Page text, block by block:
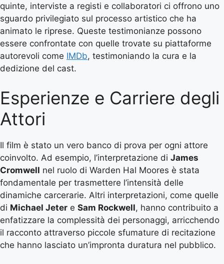
quinte, interviste a registi e collaboratori ci offrono uno
sguardo privilegiato sul processo artistico che ha
animato le riprese. Queste testimonianze possono
essere confrontate con quelle trovate su piattaforme
autorevoli come IMDb, testimoniando la cura e la
dedizione del cast.
Esperienze e Carriere degli
Attori
Il film è stato un vero banco di prova per ogni attore
coinvolto. Ad esempio, l’interpretazione di James
Cromwell nel ruolo di Warden Hal Moores è stata
fondamentale per trasmettere l’intensità delle
dinamiche carcerarie. Altri interpretazioni, come quelle
di Michael Jeter e Sam Rockwell, hanno contribuito a
enfatizzare la complessità dei personaggi, arricchendo
il racconto attraverso piccole sfumature di recitazione
che hanno lasciato un’impronta duratura nel pubblico.